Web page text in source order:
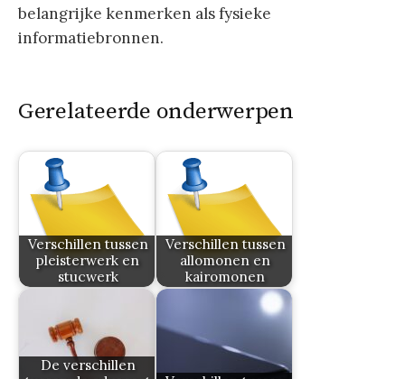
belangrijke kenmerken als fysieke
informatiebronnen.
Gerelateerde onderwerpen
Verschillen tussen
pleisterwerk en
stucwerk
Verschillen tussen
allomonen en
kairomonen
De verschillen